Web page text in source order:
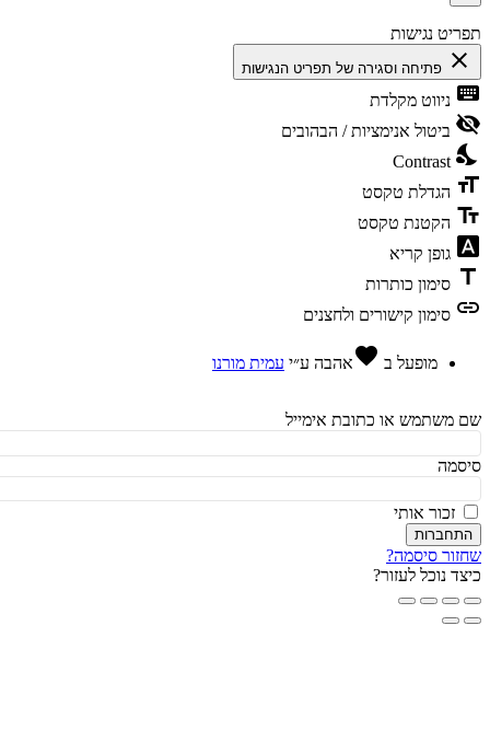
נגישות
פתיחה וסגירה של תפריט הנגישות
ניווט מקלדת
ביטול אנימציות / הבהובים
Contrast
הגדלת טקסט
הקטנת טקסט
גופן קריא
סימון כותרות
סימון קישורים ולחצנים
מופעל בfavorite אהבהע״י עמית מורנו
או כתובת אימייל
זכור אותי
סיסמה?
נוכל לעזור?